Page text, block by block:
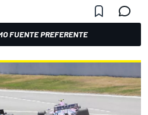
FUENTE PREFERENTE